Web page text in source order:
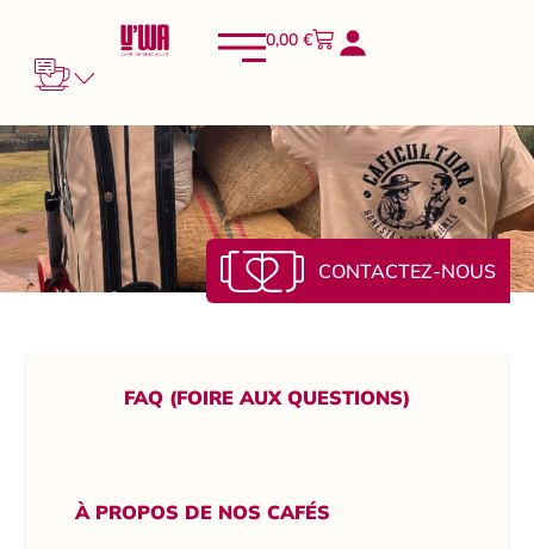
0,00 €
FAQ (FOIRE AUX QUESTIONS)
À PROPOS DE NOS CAFÉS
CONTACTEZ-NOUS